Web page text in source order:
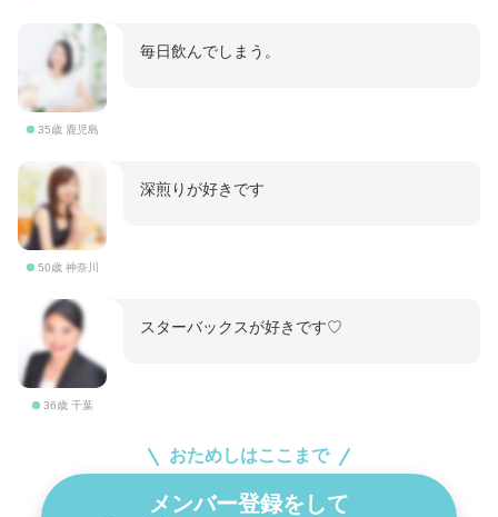
35歳 鹿児島
毎日飲んでしまう。
50歳 神奈川
深煎りが好きです
36歳 千葉
スターバックスが好きです♡
おためしはここまで
メンバー登録をして